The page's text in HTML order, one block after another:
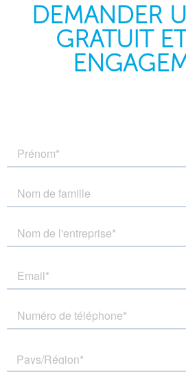
DEMANDER
GRATUIT